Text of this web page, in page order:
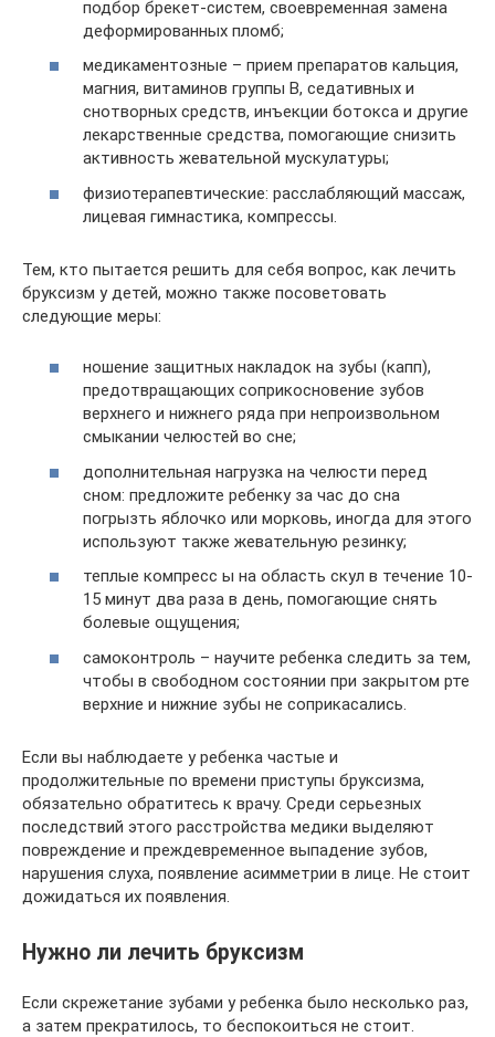
подбор брекет-систем, своевременная замена
деформированных пломб;
медикаментозные – прием препаратов кальция,
магния, витаминов группы В, седативных и
снотворных средств, инъекции ботокса и другие
лекарственные средства, помогающие снизить
активность жевательной мускулатуры;
физиотерапевтические: расслабляющий массаж,
лицевая гимнастика, компрессы.
Тем, кто пытается решить для себя вопрос, как лечить
бруксизм у детей, можно также посоветовать
следующие меры:
ношение защитных накладок на зубы (капп),
предотвращающих соприкосновение зубов
верхнего и нижнего ряда при непроизвольном
смыкании челюстей во сне;
дополнительная нагрузка на челюсти перед
сном: предложите ребенку за час до сна
погрызть яблочко или морковь, иногда для этого
используют также жевательную резинку;
теплые компресс ы на область скул в течение 10-
15 минут два раза в день, помогающие снять
болевые ощущения;
самоконтроль – научите ребенка следить за тем,
чтобы в свободном состоянии при закрытом рте
верхние и нижние зубы не соприкасались.
Если вы наблюдаете у ребенка частые и
продолжительные по времени приступы бруксизма,
обязательно обратитесь к врачу. Среди серьезных
последствий этого расстройства медики выделяют
повреждение и преждевременное выпадение зубов,
нарушения слуха, появление асимметрии в лице. Не стоит
дожидаться их появления.
Нужно ли лечить бруксизм
Если скрежетание зубами у ребенка было несколько раз,
а затем прекратилось, то беспокоиться не стоит.